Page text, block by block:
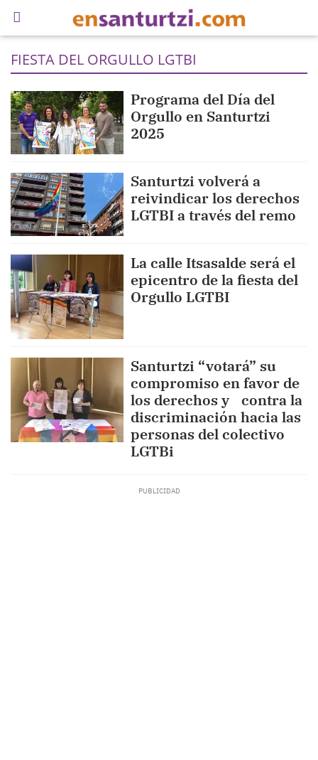
FIESTA DEL ORGULLO LGTBI
Programa del Día del
Orgullo en Santurtzi
2025
Santurtzi volverá a
reivindicar los derechos
LGTBI a través del remo
La calle Itsasalde será el
epicentro de la fiesta del
Orgullo LGTBI
Santurtzi “votará” su
compromiso en favor de
los derechos y contra la
discriminación hacia las
personas del colectivo
LGTBi